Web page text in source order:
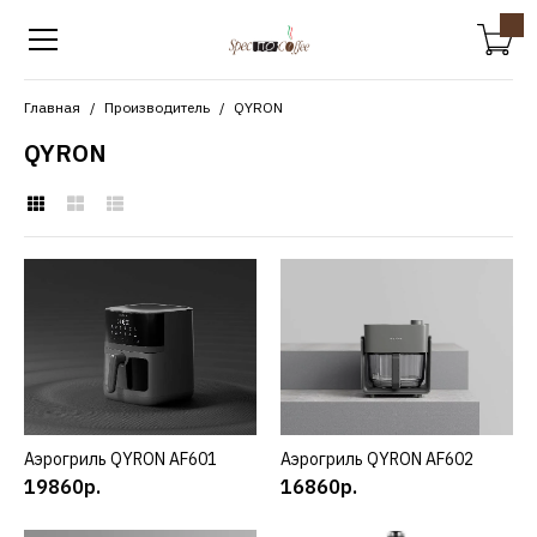
Главная Производитель QYRON
QYRON
19860р.
КУПИТЬ
ДОБАВИТЬ К СРАВНЕНИЮ
КУПИТЬ
Аэрогриль QYRON AF601
19860р.
КУПИТЬ
Аэрогриль QYRON AF602
16860р.